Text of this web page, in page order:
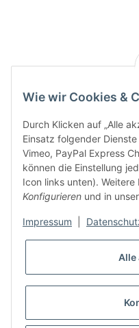
Wie wir Cookies &
Durch Klicken auf „Alle
Einsatz folgender
Vimeo, PayPal Express
können die Einstellung
Icon links unten).
Konfigurieren und in
Impressum
Alle
Key:
Gesetzliche Informationen
* Alle Preise inkl.